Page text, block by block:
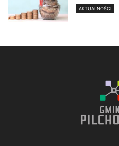
AKTUALNOŚCI